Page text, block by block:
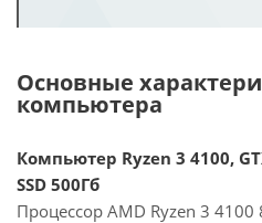
Основные
компьютера
Компьютер Ryzen 3 4100,
SSD 500Гб
Процессор AMD Ryzen 3 4100